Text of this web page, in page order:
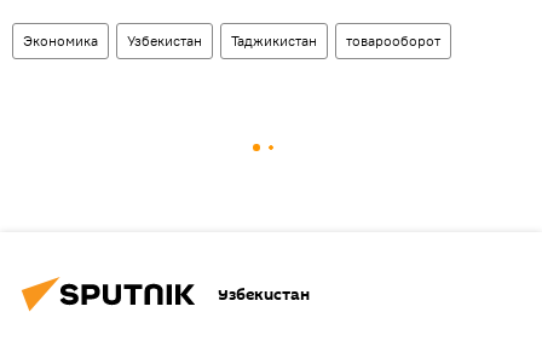
Экономика Узбекистан Таджикистан товарооборот
Узбекистан